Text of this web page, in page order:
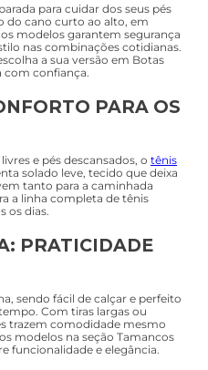
para cuidar dos seus pés
do cano curto ao alto, em
modelos garantem segurança
nas combinações cotidianas.
a sua versão em Botas
com confiança.
PARA OS
e pés descansados, o tênis
solado leve, tecido que deixa
tanto para a caminhada
a linha completa de tênis
os dias.
PRATICIDADE
sendo fácil de calçar e perfeito
Com tiras largas ou
trazem comodidade mesmo
modelos na seção Tamancos
funcionalidade e elegância.